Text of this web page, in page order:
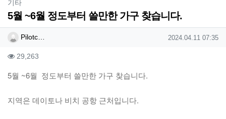
기타분류
5월 ~6월 정도부터 쓸만한 가구 찾습니다.
작성자 정보
Pilotc… 작성일
2024.04.11 07:35
컨텐츠 정보
29,263
본문
5월 ~6월 정도부터 쓸만한 가구 찾습니다.
지역은 데이토나 비치 공항 근처입니다.